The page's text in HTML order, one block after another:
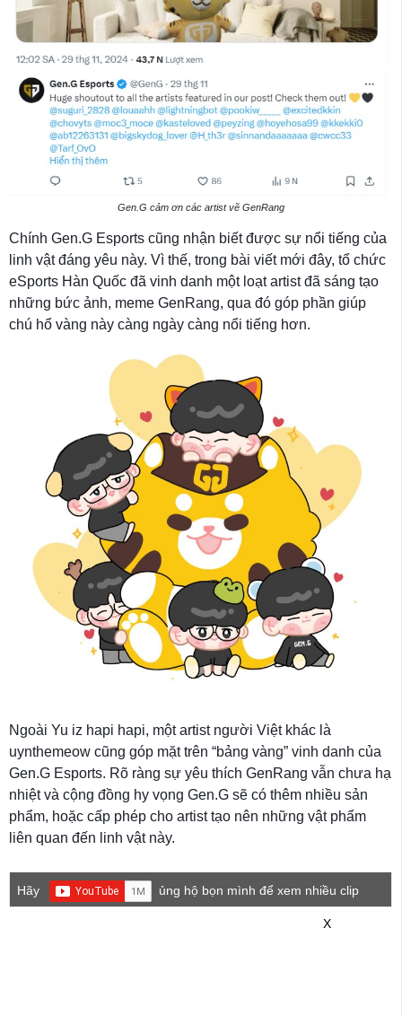
Gen.G cảm ơn các artist vẽ GenRang
Chính Gen.G Esports cũng nhận biết được sự nổi tiếng của
linh vật đáng yêu này. Vì thế, trong bài viết mới đây, tổ chức
eSports Hàn Quốc đã vinh danh một loạt artist đã sáng tạo
những bức ảnh, meme GenRang, qua đó góp phần giúp
chú hổ vàng này càng ngày càng nổi tiếng hơn.
Ngoài Yu iz hapi hapi, một artist người Việt khác là
uynthemeow cũng góp mặt trên “bảng vàng” vinh danh của
Gen.G Esports. Rõ ràng sự yêu thích GenRang vẫn chưa hạ
nhiệt và cộng đồng hy vọng Gen.G sẽ có thêm nhiều sản
phẩm, hoặc cấp phép cho artist tạo nên những vật phẩm
liên quan đến linh vật này.
Hãy
ủng hộ bọn mình để xem nhiều clip
X